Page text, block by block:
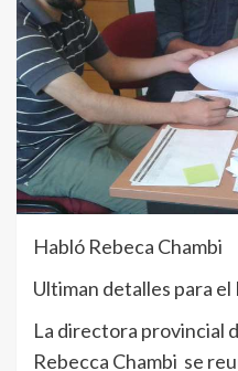
Habló Rebeca Chambi
Ultiman detalles para
La directora provincial
Rebecca Chambi se